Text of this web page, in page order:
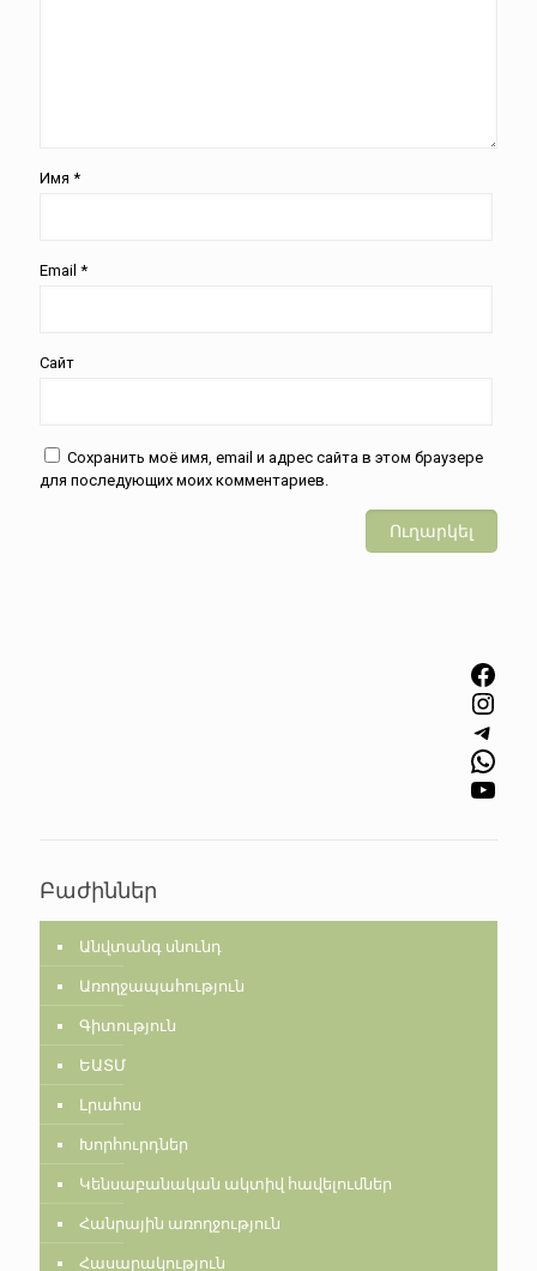
Имя *
Email *
Сайт
Сохранить моё имя, email и адрес сайта в этом браузере
для последующих моих комментариев.
Facebook
Instagram
Telegram
WhatsApp
YouTube
Բաժիններ
Անվտանգ սնունդ
Առողջապահություն
Գիտություն
ԵԱՏՄ
Լրահոս
Խորհուրդներ
Կենսաբանական ակտիվ հավելումներ
Հանրային առողջություն
Հասարակություն